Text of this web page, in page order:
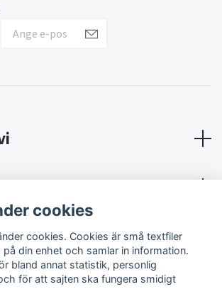
cookies
cookies. Cookies är små textfiler
på din enhet och samlar in information.
bland annat statistik, personlig
för att sajten ska fungera smidigt